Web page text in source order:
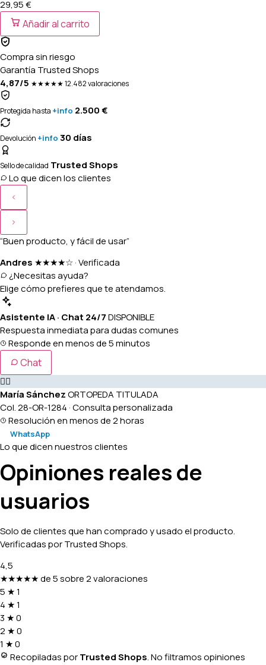
29,95 €
Añadir al carrito
Compra sin riesgo
Garantía Trusted Shops
4,87/5 ★★★★★12.482 valoraciones
Protegida hasta +info 2.500 €
Devolución +info 30 días
Sello de calidad Trusted Shops
Lo que dicen los clientes
“Buen producto, y fácil de usar”
Andres ★★★★☆ ·Verificada
¿Necesitas ayuda?
Elige cómo prefieres que te atendamos.
Asistente IA · Chat 24/7DISPONIBLE
Respuesta inmediata para dudas comunes
Responde en menos de 5 minutos
Chat
👩‍⚕️
María SánchezORTOPEDA TITULADA
Col. 28-OR-1284 · Consulta personalizada
Resolución en menos de 2 horas
WhatsApp
Lo que dicen nuestros clientes
Opiniones reales de
usuarios
Solo de clientes que han comprado y usado el producto.
Verificadas por Trusted Shops.
4,5
★★★★★de 5 sobre 2 valoraciones
5 ★1
4 ★1
3 ★0
2 ★0
1 ★0
Recopiladas porTrusted Shops. No filtramos opiniones